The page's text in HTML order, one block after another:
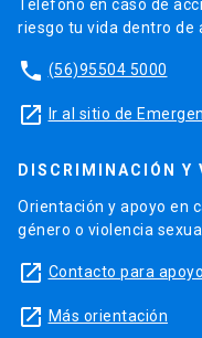
Teléfono en caso de
riesgo tu vida dentro de
phone (56)95504 5000
launch Ir al sitio de
DISCRIMINACIÓN Y
Orientación y apoyo en
género o violencia
launch Contacto para apoyo
launch Más orientación